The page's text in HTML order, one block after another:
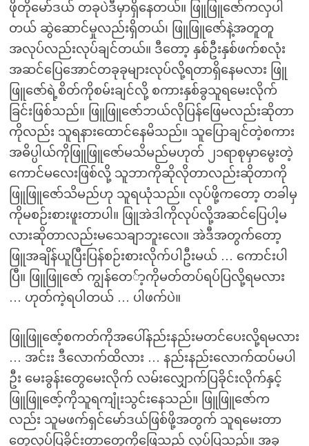
ဖိုတိုမော်ဒယ် တခုပဲဒီမှာရှိနေတယ်။ ဖြူဖြူဇော်ကလှပါ
တယ် ဆွဲဆောင်မှုလည်းရှိတယ်၊ ဖြူဖြူဇော်နဲ့အတူတူ
အလုပ်လည်းလုပ်ချင်တယ်။ ဒီတော့ နှစ်ဦးနှစ်ဖက်စလုံး
အဆင်ပြေအောင်တခုခုများလုပ်လို့ရတာရှိနေမလား ဖြူ
ဖြူဇော်ရဲ့စိတ်ကိုစမ်းချင်လို့ စကားနှစ်ခွသူရမေးလိုက်
ခြင်းဖြစ်သည်။ ဖြူဖြူဇော်ဘယ်လိုပြန်ဖြေမလည်းဆိုတာ
ကိုလည်း သူရနားထောင်နေမိသည်။ သူပြောချင်တဲ့စကား
အဓိပ္ပါယ်ကိုဖြူဖြူဇော်မသိမည်မဟုတ် ၂၁ရာစုမှာမွေးတဲ့
ကောင်မလေးဖြစ်လို့ သူဘာကိုဆိုလိုတာလည်းဆိုတာကို
ဖြူဖြူဇော်သိမည်ဟု သူရယုံသည်။ လုပ်ဖို့ကတော့ တခါမှ
ကိုမစဉ်းစားဖူးတာပါ။ ဖြူအဲဒါကိုလုပ်လို့အဆင်ပြေပါ့မ
လားဆိုတာလည်းမသေချာဘူးလေ။ အဲဒီအတွက်တော့
ဖြူအချိန်ယူပြီးပြန်စဉ်းစားလိုက်ပါဦးမယ် … ကောင်းပါ
ပြီ။ ဖြူဖြူဇော် ကျွန်တေ်ာ့ကိုမတ်တပ်ရပ်ပြလို့ရမလား
… ဟုတ်ကဲ့ရပါတယ် … ပါဖက်ပဲ။
ဖြူဖြူဇော့်စကတ်ကိုအပေါ်နည်းနည်းမတင်ပေးလို့ရမလား
… အင်းး ဒီလောက်ထိလား … နည်းနည်းလောက်ထပ်မပါ
ဦး မေးခွန်းတွေမေးလိုက် လမ်းလျှောက်ပြခိုင်းလိုက်နှင့်
ဖြူဖြူဇော့်ကိုသူရကျုံးသွင်းနေသည်။ ဖြူဖြူဇော်က
လည်း သူမဖက်ရှင်မော်ဒယ်ဖြစ်ဖို့အတွက် သူရမေးတာ
တွေလုပ်ပြခိုင်းတာတွေကိုဖြေသည် လုပ်ပြသည်။ အခု